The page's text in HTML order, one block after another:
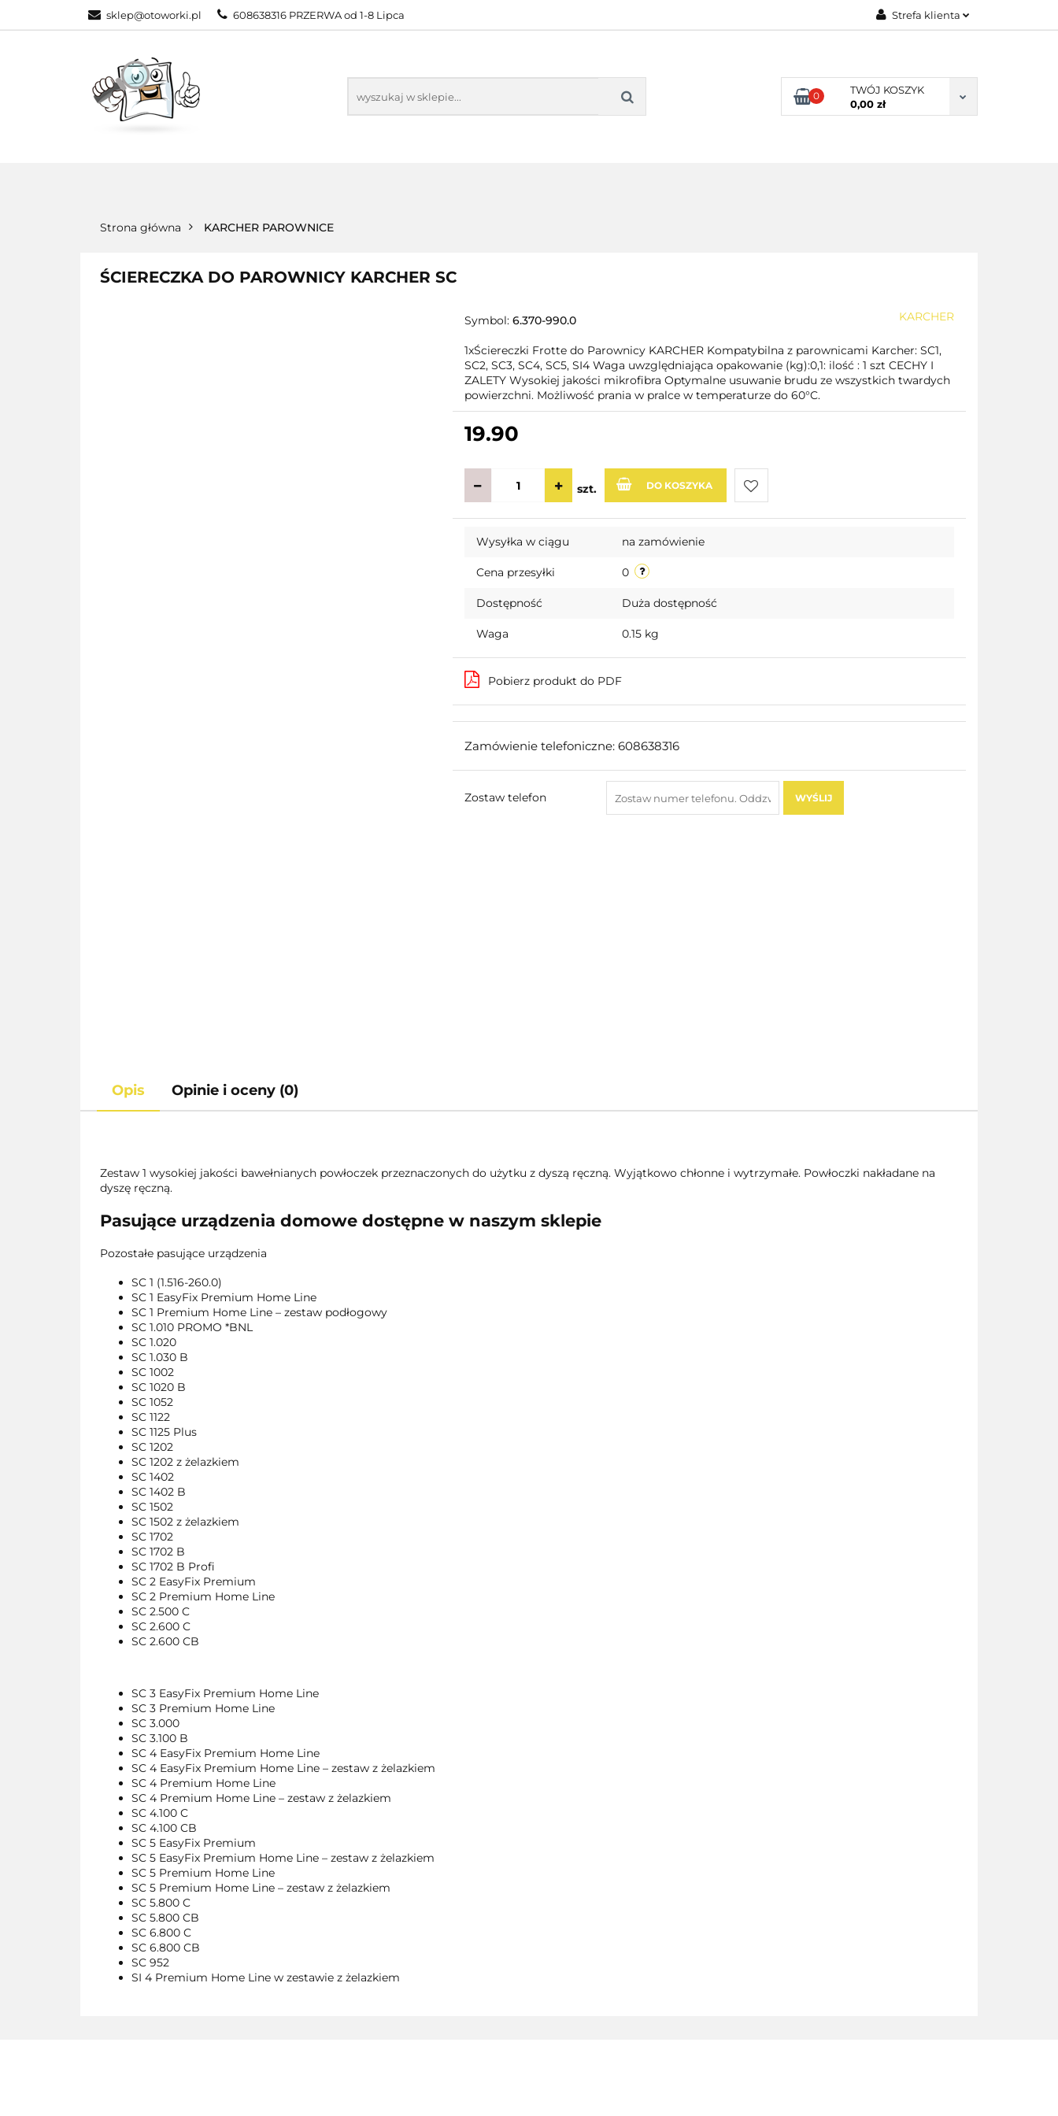
sklep@otoworki.pl 608638316 PRZERWA od 1-8 Lipca Strefa klienta
Zarejestruj się
Dodaj zgłoszenie
0
TWÓJ KOSZYK
0,00 zł
NASZA OFERTA KONTAKT BESTSELLERY BLOG ZADOWOLENI KLIENCI
Strona główna KARCHER PAROWNICE
ŚCIERECZKA DO PAROWNICY KARCHER SC
Symbol: 6.370-990.0 KARCHER
1xŚciereczki Frotte do Parownicy KARCHER Kompatybilna z parownicami Karcher: SC1,
SC2, SC3, SC4, SC5, SI4 Waga uwzględniająca opakowanie (kg):0,1: ilość : 1 szt CECHY I
ZALETY Wysokiej jakości mikrofibra Optymalne usuwanie brudu ze wszystkich twardych
powierzchni. Możliwość prania w pralce w temperaturze do 60°C.
19.90
szt. DO KOSZYKA
Do
Wysyłka w ciągu na zamówienie
Cena przesyłki 0
Dostępność Duża dostępność
Waga 0.15 kg
Pobierz produkt do PDF
Zamówienie telefoniczne: 608638316
Zostaw telefon WYŚLIJ
Opis Opinie i oceny (0)
Zestaw 1 wysokiej jakości bawełnianych powłoczek przeznaczonych do użytku z dyszą ręczną. Wyjątkowo chłonne i wytrzymałe. Powłoczki nakładane na
dyszę ręczną.
Pasujące urządzenia domowe dostępne w naszym sklepie
Pozostałe pasujące urządzenia
SC 1 (1.516-260.0)
SC 1 EasyFix Premium Home Line
SC 1 Premium Home Line – zestaw podłogowy
SC 1.010 PROMO *BNL
SC 1.020
SC 1.030 B
SC 1002
SC 1020 B
SC 1052
SC 1122
SC 1125 Plus
SC 1202
SC 1202 z żelazkiem
SC 1402
SC 1402 B
SC 1502
SC 1502 z żelazkiem
SC 1702
SC 1702 B
SC 1702 B Profi
SC 2 EasyFix Premium
SC 2 Premium Home Line
SC 2.500 C
SC 2.600 C
SC 2.600 CB
SC 3 EasyFix Premium Home Line
SC 3 Premium Home Line
SC 3.000
SC 3.100 B
SC 4 EasyFix Premium Home Line
SC 4 EasyFix Premium Home Line – zestaw z żelazkiem
SC 4 Premium Home Line
SC 4 Premium Home Line – zestaw z żelazkiem
SC 4.100 C
SC 4.100 CB
SC 5 EasyFix Premium
SC 5 EasyFix Premium Home Line – zestaw z żelazkiem
SC 5 Premium Home Line
SC 5 Premium Home Line – zestaw z żelazkiem
SC 5.800 C
SC 5.800 CB
SC 6.800 C
SC 6.800 CB
SC 952
SI 4 Premium Home Line w zestawie z żelazkiem